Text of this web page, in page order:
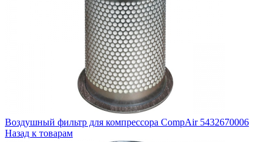
Воздушный фильтр для компрессора CompAir 5432670006
Назад к товарам